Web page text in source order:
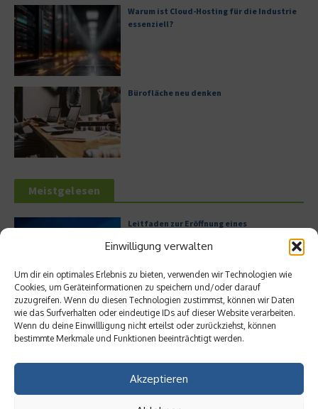
Einwilligung verwalten
Um dir ein optimales Erlebnis zu bieten, verwenden wir Technologien wie
Cookies, um Geräteinformationen zu speichern und/oder darauf
zuzugreifen. Wenn du diesen Technologien zustimmst, können wir Daten
wie das Surfverhalten oder eindeutige IDs auf dieser Website verarbeiten.
Wenn du deine Einwillligung nicht erteilst oder zurückziehst, können
bestimmte Merkmale und Funktionen beeinträchtigt werden.
Akzeptieren
Warum ist Cloud-Hosting für die Industrie
essenziell?
Bürofläche neu denken
Meistgelesen
Leitfaden zur Eröffnung eines
Hilton Worldwide: Eine Ikone der globalen
Hotellerie im Wandel der Zeit
Digitalisierung als Wettbewerbsvorteil